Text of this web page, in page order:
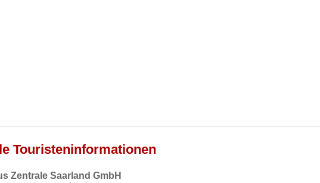
Touristeninformationen
Zentrale Saarland GmbH